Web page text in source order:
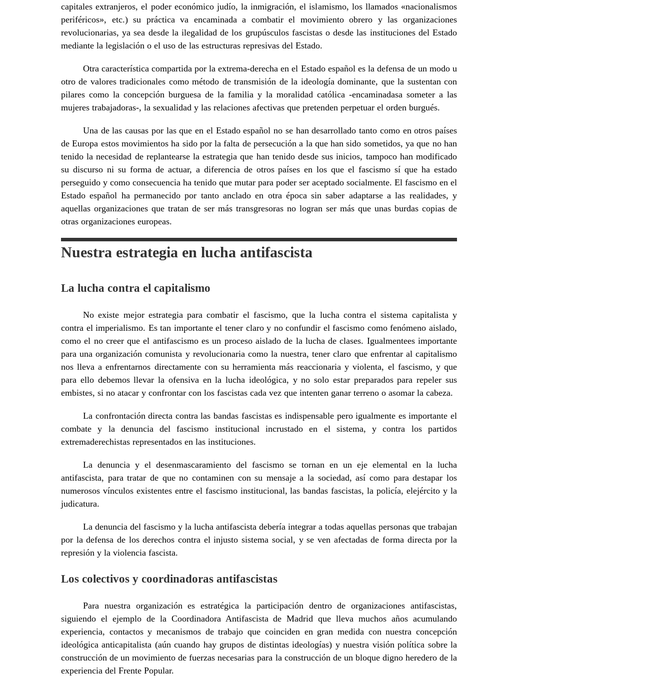
capitales extranjeros, el poder económico judío, la inmigración, el islamismo, los llamados «nacionalismos
periféricos», etc.) su práctica va encaminada a combatir el movimiento obrero y las organizaciones
revolucionarias, ya sea desde la ilegalidad de los grupúsculos fascistas o desde las instituciones del Estado
mediante la legislación o el uso de las estructuras represivas del Estado.
Otra característica compartida por la extrema-derecha en el Estado español es la defensa de un modo u
otro de valores tradicionales como método de transmisión de la ideología dominante, que la sustentan con
pilares como la concepción burguesa de la familia y la moralidad católica -encaminadasa someter a las
mujeres trabajadoras-, la sexualidad y las relaciones afectivas que pretenden perpetuar el orden burgués.
Una de las causas por las que en el Estado español no se han desarrollado tanto como en otros países
de Europa estos movimientos ha sido por la falta de persecución a la que han sido sometidos, ya que no han
tenido la necesidad de replantearse la estrategia que han tenido desde sus inicios, tampoco han modificado
su discurso ni su forma de actuar, a diferencia de otros países en los que el fascismo sí que ha estado
perseguido y como consecuencia ha tenido que mutar para poder ser aceptado socialmente. El fascismo en el
Estado español ha permanecido por tanto anclado en otra época sin saber adaptarse a las realidades, y
aquellas organizaciones que tratan de ser más transgresoras no logran ser más que unas burdas copias de
otras organizaciones europeas.
Nuestra estrategia en lucha antifascista
La lucha contra el capitalismo
No existe mejor estrategia para combatir el fascismo, que la lucha contra el sistema capitalista y
contra el imperialismo. Es tan importante el tener claro y no confundir el fascismo como fenómeno aislado,
como el no creer que el antifascismo es un proceso aislado de la lucha de clases. Igualmentees importante
para una organización comunista y revolucionaria como la nuestra, tener claro que enfrentar al capitalismo
nos lleva a enfrentarnos directamente con su herramienta más reaccionaria y violenta, el fascismo, y que
para ello debemos llevar la ofensiva en la lucha ideológica, y no solo estar preparados para repeler sus
embistes, si no atacar y confrontar con los fascistas cada vez que intenten ganar terreno o asomar la cabeza.
La confrontación directa contra las bandas fascistas es indispensable pero igualmente es importante el
combate y la denuncia del fascismo institucional incrustado en el sistema, y contra los partidos
extremaderechistas representados en las instituciones.
La denuncia y el desenmascaramiento del fascismo se tornan en un eje elemental en la lucha
antifascista, para tratar de que no contaminen con su mensaje a la sociedad, así como para destapar los
numerosos vínculos existentes entre el fascismo institucional, las bandas fascistas, la policía, elejército y la
judicatura.
La denuncia del fascismo y la lucha antifascista debería integrar a todas aquellas personas que trabajan
por la defensa de los derechos contra el injusto sistema social, y se ven afectadas de forma directa por la
represión y la violencia fascista.
Los colectivos y coordinadoras antifascistas
Para nuestra organización es estratégica la participación dentro de organizaciones antifascistas,
siguiendo el ejemplo de la Coordinadora Antifascista de Madrid que lleva muchos años acumulando
experiencia, contactos y mecanismos de trabajo que coinciden en gran medida con nuestra concepción
ideológica anticapitalista (aún cuando hay grupos de distintas ideologías) y nuestra visión política sobre la
construcción de un movimiento de fuerzas necesarias para la construcción de un bloque digno heredero de la
experiencia del Frente Popular.